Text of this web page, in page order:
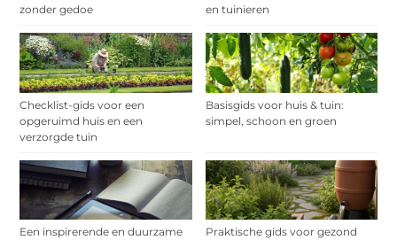
zonder gedoe
en tuinieren
Checklist-gids voor een
opgeruimd huis en een
verzorgde tuin
Basisgids voor huis & tuin:
simpel, schoon en groen
Een inspirerende en duurzame
Praktische gids voor gezond